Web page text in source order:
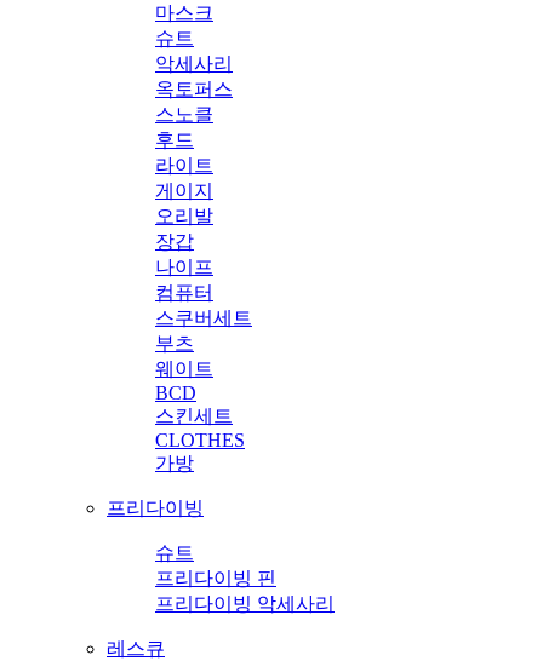
마스크
슈트
악세사리
옥토퍼스
스노클
후드
라이트
게이지
오리발
장갑
나이프
컴퓨터
스쿠버세트
부츠
웨이트
BCD
스킨세트
CLOTHES
가방
프리다이빙
슈트
프리다이빙 핀
프리다이빙 악세사리
레스큐